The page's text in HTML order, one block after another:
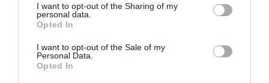
not limited to your visit or usage behaviour. You may click to
grant or deny consent to Google and its third-party tags to
use your data for below specified purposes in below Google
consent section.
I want to opt-out of the Sharing of my
personal data.
Opted In
I want to opt-out of the Sale of my
Personal Data.
Opted In
nagyszülők ugyanis bármikor mozgósíthatók, és
mentorként is funkcionálnak.
azt mondja: »adjatok feladatot, nyugdíjas vagyok,
ráérek«. Apukám pedig szellemi táplálékkal látja el az